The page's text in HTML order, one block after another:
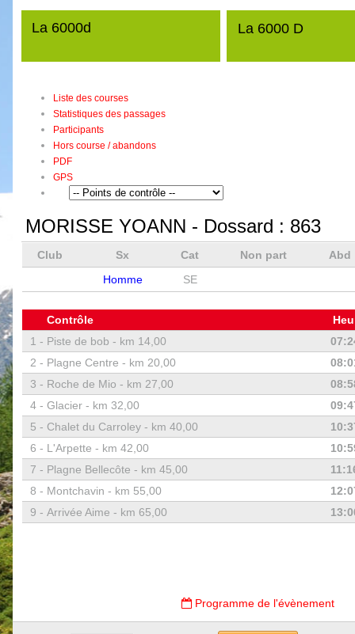
La 6000d La 6000 D
Liste des courses
Statistiques des passages
Participants
Hors course / abandons
PDF
GPS
MORISSE YOANN - Dossard : 863
Club Sx Cat Non part
Abd
Homme
SE
Contrôle
1 - Piste de bob - km 14,00
2 - Plagne Centre - km 20,00
3 - Roche de Mio - km 27,00
4 - Glacier - km 32,00
5 - Chalet du Carroley - km 40,00
6 - L'Arpette - km 42,00
7 - Plagne Bellecôte - km 45,00
8 - Montchavin - km 55,00
9 - Arrivée Aime - km 65,00
Programme de l'évènement